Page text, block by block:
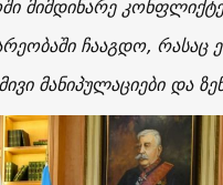
ჩააგდო, რასაც
მანიპულაციები და